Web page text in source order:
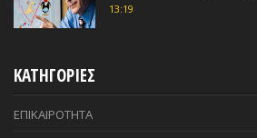
13:19
ΚΑΤΗΓΟΡΙΕΣ
ΕΠΙΚΑΙΡΟΤΗΤΑ